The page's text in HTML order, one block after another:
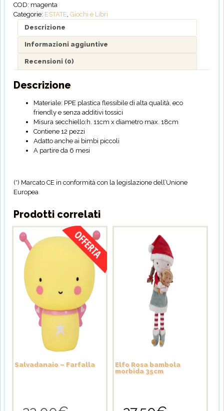
COD: magenta
Categorie: ESTATE Giochi e Libri
Descrizione
Informazioni aggiuntive
Recensioni (0)
Descrizione
Materiale: PPE plastica flessibile di alta qualità, eco
friendly e senza additivi tossici
Misura secchiello:h. 11cm x diametro max. 18cm
Contiene 12 pezzi
Adatto anche ai bimbi piccoli
A partire da 6 mesi
(*) Marcato CE in conformità con la legislazione dell’Unione
Europea
Prodotti correlati
Salvadanaio – Farfalla
Elfo Rosa bambola
morbida 35cm